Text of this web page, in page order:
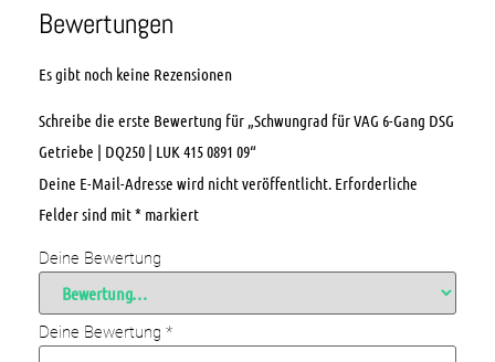
Bewertungen
Es gibt noch keine Rezensionen
Schreibe die erste Bewertung für „Schwungrad für VAG 6-Gang DSG
Getriebe | DQ250 | LUK 415 0891 09“
Deine E-Mail-Adresse wird nicht veröffentlicht. Erforderliche
Felder sind mit* markiert
Deine Bewertung
Deine Bewertung *